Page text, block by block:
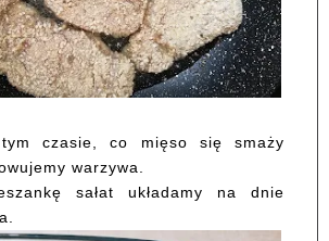
czasie, co mięso się smaży
warzywa.
sałat układamy na dnie